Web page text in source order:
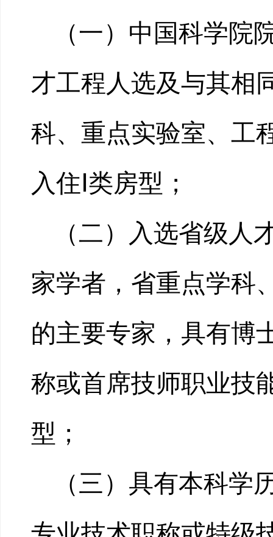
（一）中国科学院
才工程人选及与其相
科、重点实验室、工
入住Ⅰ类房型；
（二）入选省级人
家学者，省重点学科
的主要专家，具有博
称或首席技师职业技
型；
（三）具有本科学